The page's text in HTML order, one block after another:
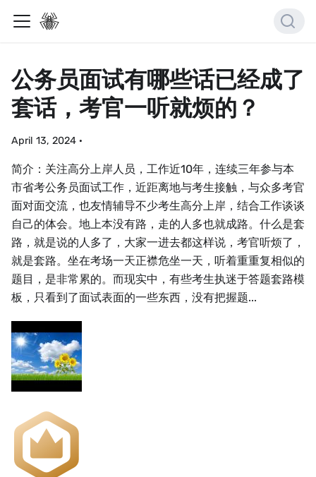
公务员面试有哪些话已经成了
套话，考官一听就烦的？
April 13, 2024 ·
简介：关注高分上岸人员，工作近10年，连续三年参与本
市省考公务员面试工作，近距离地与考生接触，与众多考官
面对面交流，也友情辅导不少考生高分上岸，结合工作谈谈
自己的体会。地上本没有路，走的人多也就成路。什么是套
路，就是说的人多了，大家一进去都这样说，考官听烦了，
就是套路。坐在考场一天正襟危坐一天，听着重重复相似的
题目，是非常累的。而现实中，有些考生执迷于答题套路模
板，只看到了面试表面的一些东西，没有把握题...